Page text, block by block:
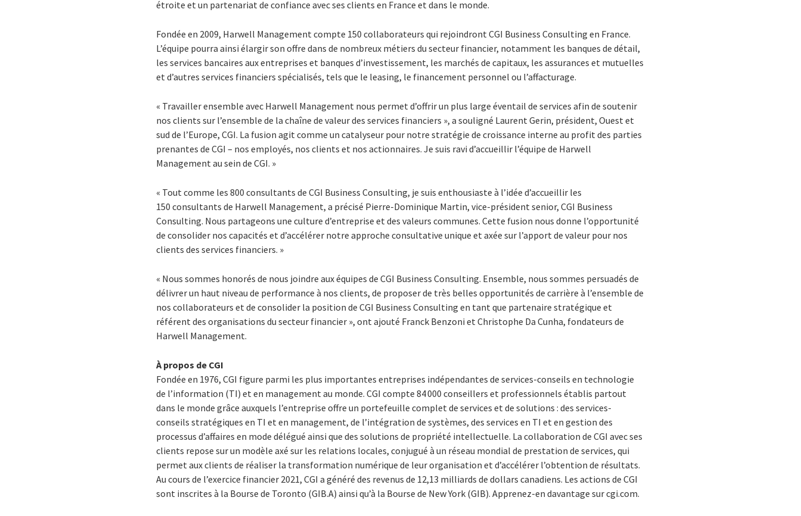
étroite et un partenariat de confiance avec ses clients en France et dans le monde.
Fondée en 2009, Harwell Management compte 150 collaborateurs qui rejoindront CGI Business Consulting en France.
L’équipe pourra ainsi élargir son offre dans de nombreux métiers du secteur financier, notamment les banques de détail,
les services bancaires aux entreprises et banques d’investissement, les marchés de capitaux, les assurances et mutuelles
et d’autres services financiers spécialisés, tels que le leasing, le financement personnel ou l’affacturage.
« Travailler ensemble avec Harwell Management nous permet d’offrir un plus large éventail de services afin de soutenir
nos clients sur l’ensemble de la chaîne de valeur des services financiers », a souligné Laurent Gerin, président, Ouest et
sud de l’Europe, CGI. La fusion agit comme un catalyseur pour notre stratégie de croissance interne au profit des parties
prenantes de CGI – nos employés, nos clients et nos actionnaires. Je suis ravi d’accueillir l’équipe de Harwell
Management au sein de CGI. »
« Tout comme les 800 consultants de CGI Business Consulting, je suis enthousiaste à l’idée d’accueillir les
150 consultants de Harwell Management, a précisé Pierre-Dominique Martin, vice-président senior, CGI Business
Consulting. Nous partageons une culture d’entreprise et des valeurs communes. Cette fusion nous donne l’opportunité
de consolider nos capacités et d’accélérer notre approche consultative unique et axée sur l’apport de valeur pour nos
clients des services financiers. »
« Nous sommes honorés de nous joindre aux équipes de CGI Business Consulting. Ensemble, nous sommes persuadés de
délivrer un haut niveau de performance à nos clients, de proposer de très belles opportunités de carrière à l’ensemble de
nos collaborateurs et de consolider la position de CGI Business Consulting en tant que partenaire stratégique et
référent des organisations du secteur financier », ont ajouté Franck Benzoni et Christophe Da Cunha, fondateurs de
Harwell Management.
À propos de CGI
Fondée en 1976, CGI figure parmi les plus importantes entreprises indépendantes de services-conseils en technologie
de l’information (TI) et en management au monde. CGI compte 84 000 conseillers et professionnels établis partout
dans le monde grâce auxquels l’entreprise offre un portefeuille complet de services et de solutions : des services-
conseils stratégiques en TI et en management, de l’intégration de systèmes, des services en TI et en gestion des
processus d’affaires en mode délégué ainsi que des solutions de propriété intellectuelle. La collaboration de CGI avec ses
clients repose sur un modèle axé sur les relations locales, conjugué à un réseau mondial de prestation de services, qui
permet aux clients de réaliser la transformation numérique de leur organisation et d’accélérer l’obtention de résultats.
Au cours de l’exercice financier 2021, CGI a généré des revenus de 12,13 milliards de dollars canadiens. Les actions de CGI
sont inscrites à la Bourse de Toronto (GIB.A) ainsi qu’à la Bourse de New York (GIB). Apprenez-en davantage sur cgi.com.